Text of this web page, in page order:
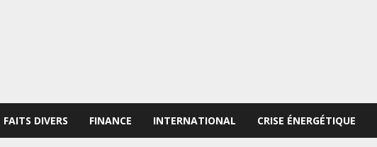
FAITS DIVERS FINANCE INTERNATIONAL CRISE ÉNERGÉTIQUE